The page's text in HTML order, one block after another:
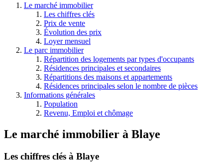
Le marché immobilier
Les chiffres clés
Prix de vente
Évolution des prix
Loyer mensuel
Le parc immobilier
Répartition des logements par types d'occupants
Résidences principales et secondaires
Répartitions des maisons et appartements
Résidences principales selon le nombre de pièces
Informations générales
Population
Revenu, Emploi et chômage
Le marché immobilier à Blaye
Les chiffres clés à Blaye